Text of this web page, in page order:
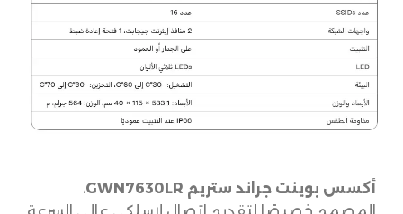
أكسس بوينت جراند ستريم GWN7630LR
،